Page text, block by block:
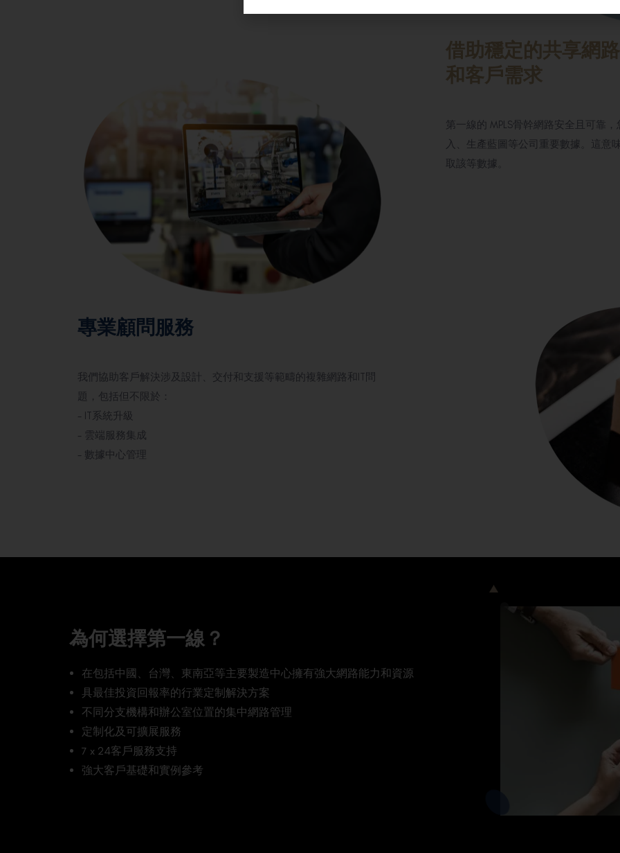
借助穩定的共享網
和客戶需求
第一線的 MPLS骨幹網路安全且可靠
入、生產藍圖等公司重要數據。這意
取該等數據。
專業顧問服務
我們協助客戶解決涉及設計、交付和支援等範疇的複雜網路和IT問
題，包括但不限於：
- IT系統升級
- 雲端服務集成
- 數據中心管理
為何選擇第一線？
在包括中國、台灣、東南亞等主要製造中心擁有強大網路能力和資源
具最佳投資回報率的行業定制解決方案
不同分支機構和辦公室位置的集中網路管理
定制化及可擴展服務
7 x 24客戶服務支持
強大客戶基礎和實例參考